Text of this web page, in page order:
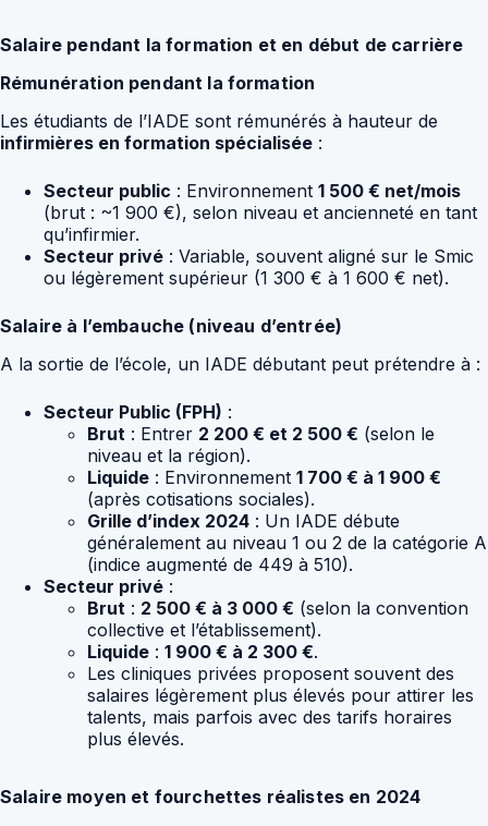
Salaire pendant la formation et en début de carrière
Rémunération pendant la formation
Les étudiants de l’IADE sont rémunérés à hauteur de
infirmières en formation spécialisée :
Secteur public : Environnement 1 500 € net/mois
(brut : ~1 900 €), selon niveau et ancienneté en tant
qu’infirmier.
Secteur privé : Variable, souvent aligné sur le Smic
ou légèrement supérieur (1 300 € à 1 600 € net).
Salaire à l’embauche (niveau d’entrée)
A la sortie de l’école, un IADE débutant peut prétendre à :
Secteur Public (FPH) :
Brut : Entrer 2 200 € et 2 500 € (selon le
niveau et la région).
Liquide : Environnement 1 700 € à 1 900 €
(après cotisations sociales).
Grille d’index 2024 : Un IADE débute
généralement au niveau 1 ou 2 de la catégorie A
(indice augmenté de 449 à 510).
Secteur privé :
Brut : 2 500 € à 3 000 € (selon la convention
collective et l’établissement).
Liquide : 1 900 € à 2 300 €.
Les cliniques privées proposent souvent des
salaires légèrement plus élevés pour attirer les
talents, mais parfois avec des tarifs horaires
plus élevés.
Salaire moyen et fourchettes réalistes en 2024